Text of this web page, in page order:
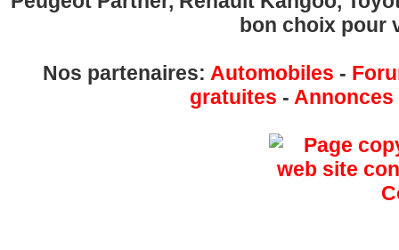
bon choix pour
Nos partenaires: Automobiles -
gratuites -